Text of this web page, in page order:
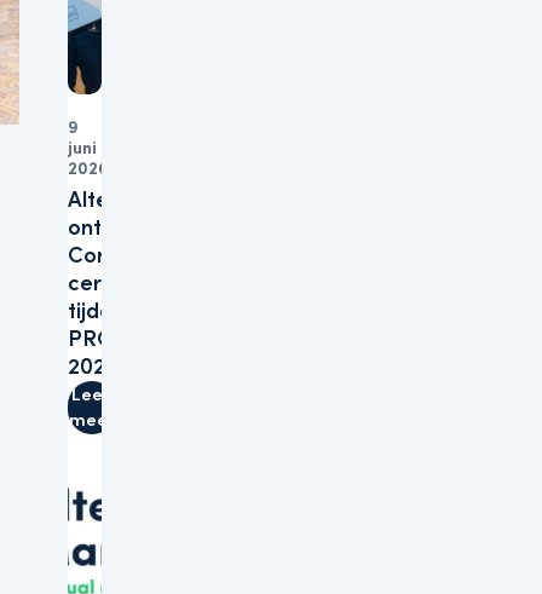
Altera
ontvangt B
Corp™-
certificering
tijdens
PROVADA
2026
9
juni
2026
Lees
meer